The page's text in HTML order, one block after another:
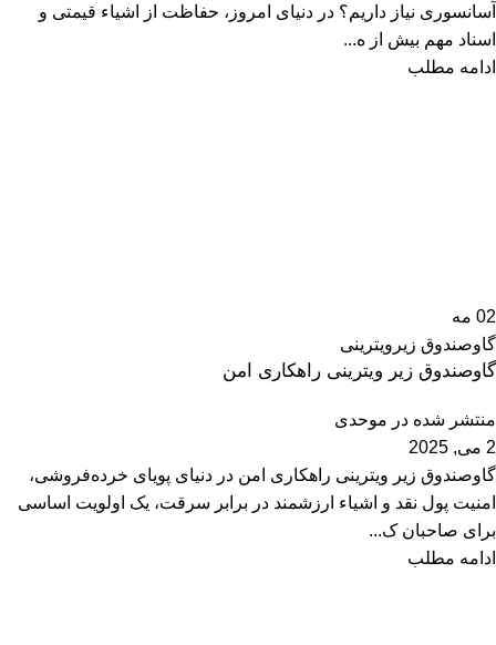
آسانسوری نیاز داریم؟ در دنیای امروز، حفاظت از اشیاء قیمتی و
اسناد مهم بیش از ه...
ادامه مطلب
02 مه
گاوصندوق زیرویترینی
گاوصندوق زیر ویترینی راهکاری امن
منتشر شده در موحدی
2 می, 2025
گاوصندوق زیر ویترینی راهکاری امن در دنیای پویای خرده‌فروشی،
امنیت پول نقد و اشیاء ارزشمند در برابر سرقت، یک اولویت اساسی
برای صاحبان ک...
ادامه مطلب